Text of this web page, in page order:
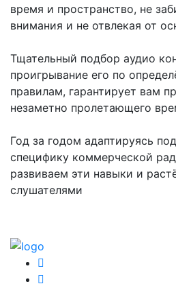
время и пространство, не
внимания и не отвлекая от
Тщательный подбор аудио
проигрывание его по
правилам, гарантирует вам
незаметно пролетающего
Год за годом адаптируясь
специфику коммерческой
развиваем эти навыки и
слушателями